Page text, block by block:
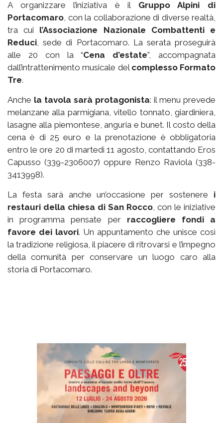
A organizzare l’iniziativa è il Gruppo Alpini di
Portacomaro, con la collaborazione di diverse realtà,
tra cui l’Associazione Nazionale Combattenti e
Reduci, sede di Portacomaro. La serata proseguirà
alle 20 con la “Cena d’estate”, accompagnata
dall’intrattenimento musicale del complesso Formato
Tre.
Anche la tavola sarà protagonista: il menu prevede
melanzane alla parmigiana, vitello tonnato, giardiniera,
lasagne alla piemontese, anguria e bunet. Il costo della
cena è di 25 euro e la prenotazione è obbligatoria
entro le ore 20 di martedì 11 agosto, contattando Eros
Capusso (339-2306007) oppure Renzo Raviola (338-
3413998).
La festa sarà anche un’occasione per sostenere i
restauri della chiesa di San Rocco, con le iniziative
in programma pensate per raccogliere fondi a
favore dei lavori. Un appuntamento che unisce così
la tradizione religiosa, il piacere di ritrovarsi e l’impegno
della comunità per conservare un luogo caro alla
storia di Portacomaro.